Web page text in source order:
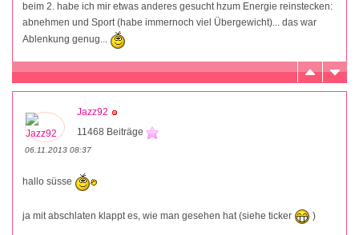
beim 2. habe ich mir etwas anderes gesucht hzum Energie reinstecken:
abnehmen und Sport (habe immernoch viel Übergewicht)... das war
Ablenkung genug...
Jazz92
11468 Beiträge
06.11.2013 08:37
hallo süsse
ja mit abschlaten klappt es, wie man gesehen hat (siehe ticker )